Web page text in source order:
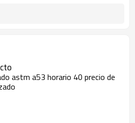
astm a53 horario 40 precio de